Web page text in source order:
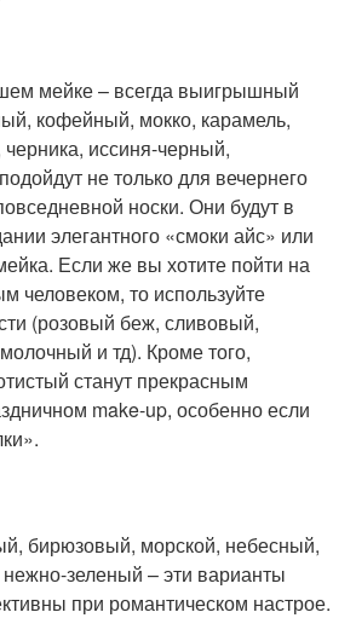
мейке – всегда выигрышный
кофейный, мокко, карамель,
иссиня-черный,
не только для вечернего
носки. Они будут в
элегантного «смоки айс» или
Если же вы хотите пойти на
человеком, то используйте
(розовый беж, сливовый,
и тд). Кроме того,
станут прекрасным
make-up, особенно если
бирюзовый, морской, небесный,
зеленый – эти варианты
при романтическом настрое.